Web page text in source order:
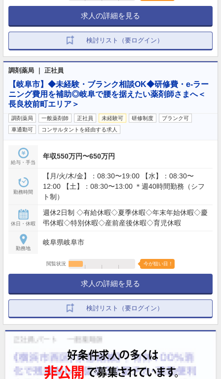
求人の詳細を見る
検討リスト（要ログイン）
調剤薬局 ｜ 正社員
【岐阜市】◆未経験・ブランク相談OK◆研修費・e-ラー
ニング費用を補助◎岐阜で腰を据えたい薬剤師さまへ＜
長良校前町エリア＞
調剤薬局 一般薬剤師 正社員 未経験可 研修制度
ブランク可
車通勤可
コンサルタントを経由する求人
給与・手当
年収550万円〜650万円
勤務時間
【月/火/木/金】：08:30〜19:00 【水】：08:30〜
12:00 【土】：08:30〜13:00 ＊週40時間勤務（シフ
ト制）
休日・休暇
週休2日制 ◇有給休暇◇夏季休暇◇年末年始休暇◇慶
弔休暇◇特別休暇◇産前産後休暇◇育児休暇
勤務地
岐阜県岐阜市
閲覧状況 今が狙い目！
求人の詳細を見る
検討リスト（要ログイン）